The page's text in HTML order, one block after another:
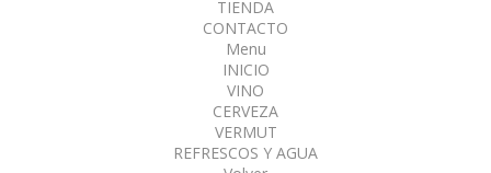
TIENDA
CONTACTO
Menu
INICIO
VINO
CERVEZA
VERMUT
REFRESCOS Y AGUA